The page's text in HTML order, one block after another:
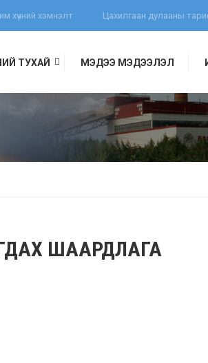
хүчний хэмнэлт Цахилгаан дулааны
ТУХАЙ МЭДЭЭ МЭДЭЭЛЭЛ
ШААРДЛАГА